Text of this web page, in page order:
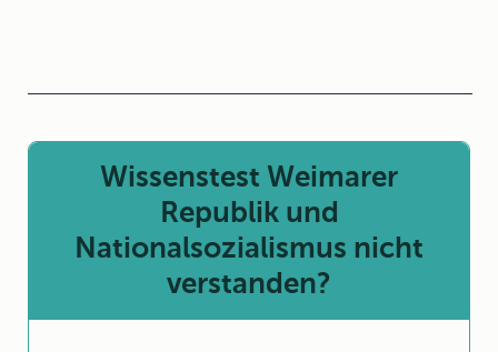
Wissenstest Weimarer
Republik und
Nationalsozialismus nicht
verstanden?